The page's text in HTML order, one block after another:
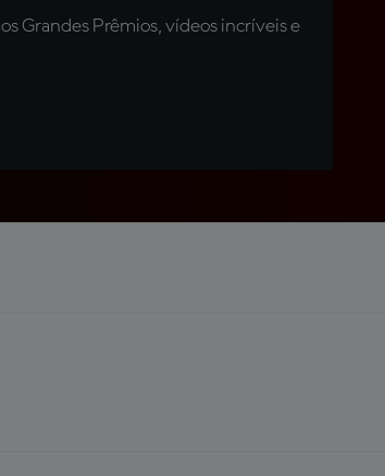
Grandes Prêmios, vídeos incríveis e